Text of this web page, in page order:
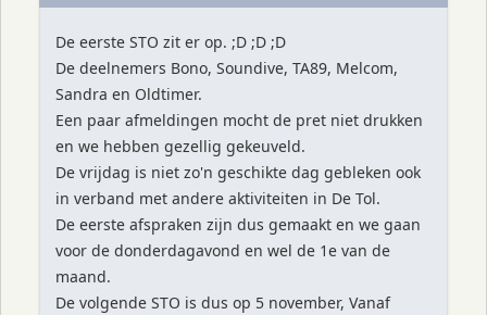
De eerste STO zit er op. ;D ;D ;D
De deelnemers Bono, Soundive, TA89, Melcom,
Sandra en Oldtimer.
Een paar afmeldingen mocht de pret niet drukken
en we hebben gezellig gekeuveld.
De vrijdag is niet zo'n geschikte dag gebleken ook
in verband met andere aktiviteiten in De Tol.
De eerste afspraken zijn dus gemaakt en we gaan
voor de donderdagavond en wel de 1e van de
maand.
De volgende STO is dus op 5 november, Vanaf